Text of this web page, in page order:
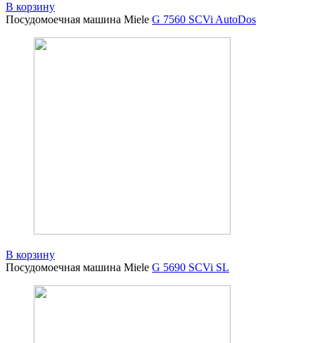
В корзину
Посудомоечная машина Miele G 7560 SCVi AutoDos
В корзину
Посудомоечная машина Miele G 5690 SCVi SL